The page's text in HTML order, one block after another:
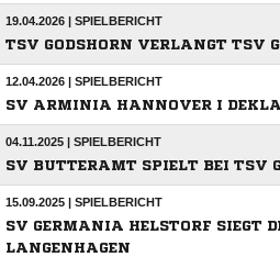
19.04.2026 | SPIELBERICHT
TSV GODSHORN VERLANGT TSV
12.04.2026 | SPIELBERICHT
SV ARMINIA HANNOVER I
04.11.2025 | SPIELBERICHT
SV BUTTERAMT SPIELT BEI TSV
15.09.2025 | SPIELBERICHT
SV GERMANIA HELSTORF SIEGT
LANGENHAGEN